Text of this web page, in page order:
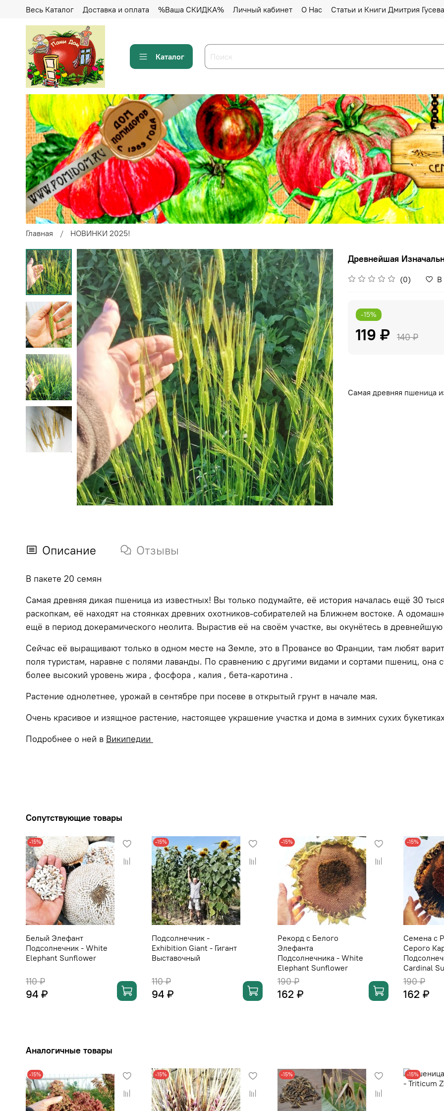
Весь Каталог Доставка и оплата %Ваша СКИДКА% Личный кабинет О Нас Статьи и Книги Дмитрия Гусева
Каталог
Главная НОВИНКИ 2025!
Древнейшая
(0) В
-15%
119 ₽ 140 ₽
Самая древняя пшеница
Описание Отзывы
В пакете 20 семян
Самая древняя дикая пшеница из известных! Вы только подумайте, её история началась ещё 30
раскопкам, её находят на стоянках древних охотников-собирателей на Ближнем востоке. А
ещё в период докерамического неолита. Вырастив её на своём участке, вы окунётесь в
Сейчас её выращивают только в одном месте на Земле, это в Провансе во Франции, там любят
поля туристам, наравне с полями лаванды. По сравнению с другими видами и сортами пшениц, она
более высокий уровень жира , фосфора , калия , бета-каротина .
Растение однолетнее, урожай в сентябре при посеве в открытый грунт в начале мая.
Очень красивое и изящное растение, настоящее украшение участка и дома в зимних сухих
Подробнее о ней в Википедии
Сопутствующие товары
-15%
Белый Элефант
Подсолнечник - White
Elephant Sunflower
110 ₽
94 ₽
-15%
Подсолнечник -
Exhibition Giant - Гигант
Выставочный
110 ₽
94 ₽
-15%
Рекорд с Белого
Элефанта
Подсолнечника - White
Elephant Sunflower
190 ₽
162 ₽
-15%
Семена с
Серого
Cardinal
190 ₽
162 ₽
Аналогичные товары
-15% -15% -15% -15%